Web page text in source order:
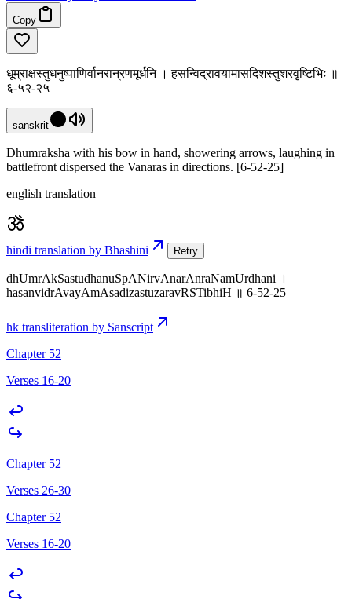
Copy
धूम्राक्षस्तुधनुष्पाणिर्वानरान्रणमूर्धनि । हसन्विद्रावयामासदिशस्तुशरवृष्टिभिः ॥
६-५२-२५
sanskrit
Dhumraksha with his bow in hand, showering arrows, laughing in
battlefront dispersed the Vanaras in directions. [6-52-25]
english translation
hindi translation by Bhashini Retry
dhUmrAkSastudhanuSpANirvAnarAnraNamUrdhani ।
hasanvidrAvayAmAsadizastuzaravRSTibhiH ॥ 6-52-25
hk transliteration by Sanscript
Chapter 52
Verses 16-20
Chapter 52
Verses 26-30
Chapter 52
Verses 16-20